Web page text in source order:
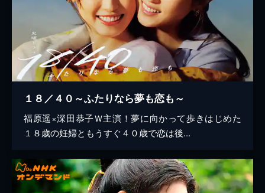
１８／４０～ふたりなら夢も恋も～
福原遥×深田恭子Ｗ主演！夢に向かって歩きはじめた
１８歳の妊婦ともうすぐ４０歳で恋は後...